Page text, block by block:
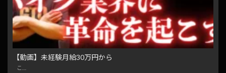
【動画】未経験月給30万円から
こ…